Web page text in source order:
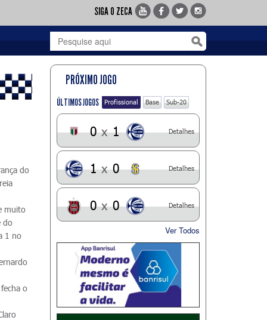
SIGA O ZECA
do
muito
do
1 no
o
PRÓXIMO JOGO
ÚLTIMOS JOGOS Profissional Base Sub-20
0 x 1 Detalhes
1 x 0 Detalhes
0 x 0 Detalhes
Ver Todos